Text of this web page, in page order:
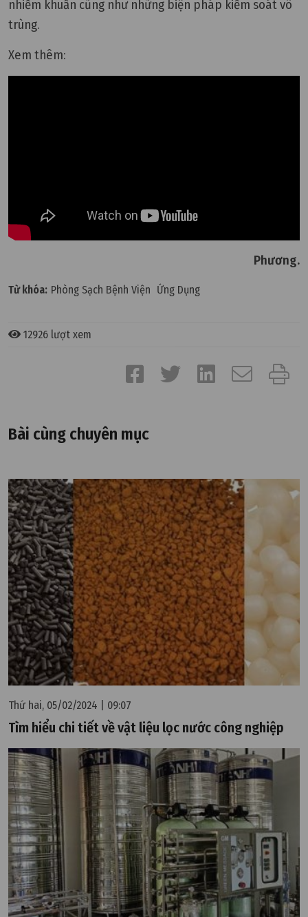
nhiễm khuẩn cũng như những biện pháp kiểm soát vô
trùng.
Xem thêm:
Phương.
Từ khóa: Phòng Sạch Bệnh Viện Ứng Dụng
12926 lượt xem
Bài cùng chuyên mục
Thứ hai, 05/02/2024 | 09:07
Tìm hiểu chi tiết về vật liệu lọc nước công nghiệp